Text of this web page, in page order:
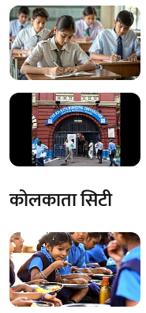
कोलकाता सिटी